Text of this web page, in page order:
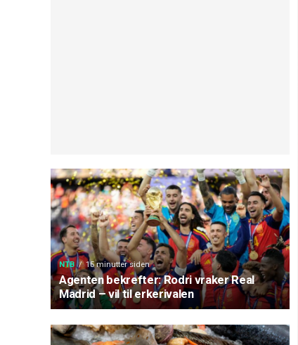
NTB 15 minutter siden
Agenten bekrefter: Rodri vraker Real
Madrid – vil til erkerivalen